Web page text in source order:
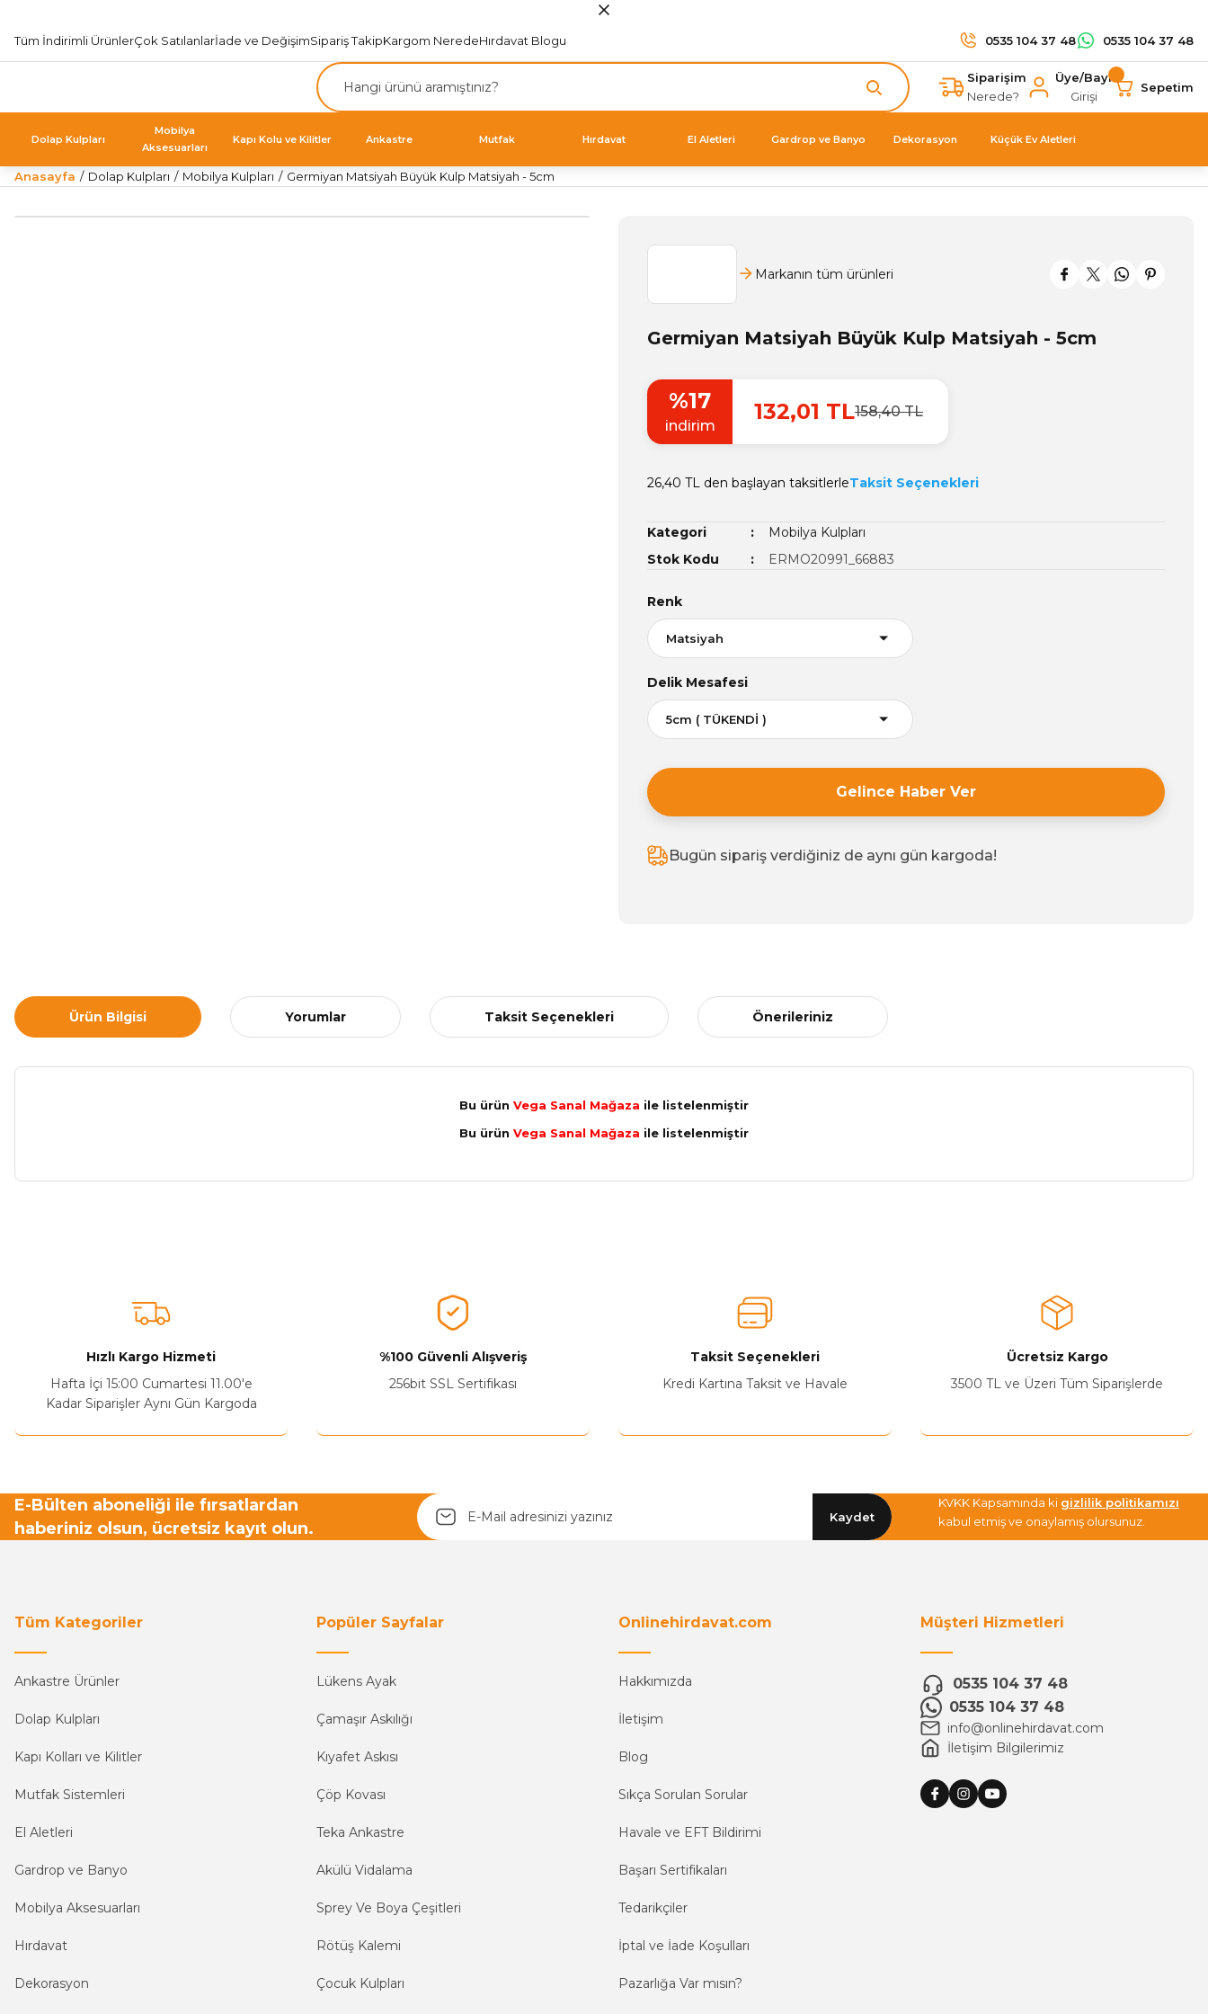
Tüm İndirimli ÜrünlerÇok Satılanlarİade ve DeğişimSipariş TakipKargom NeredeHırdavat Blogu 0535 104 37 48 0535 104 37 48
Siparişim
Nerede?
Üye/Bayi
Girişi
Sepetim
Dolap Kulpları
Mobilya
Aksesuarları
Kapı Kolu ve Kilitler Ankastre Mutfak Hırdavat El Aletleri Gardrop ve Banyo Dekorasyon Küçük Ev Aletleri
Anasayfa Dolap Kulpları Mobilya Kulpları Germiyan Matsiyah Büyük Kulp Matsiyah - 5cm
Markanın tüm ürünleri
Germiyan Matsiyah Büyük Kulp Matsiyah - 5cm
%17
indirim
132,01 TL158,40 TL
26,40 TL den başlayan taksitlerleTaksit Seçenekleri
Kategori
Mobilya Kulpları
Stok Kodu
ERMO20991_66883
Renk
Delik Mesafesi
Gelince Haber Ver
Bugün sipariş verdiğiniz de aynı gün kargoda!
Ürün Bilgisi Yorumlar Taksit Seçenekleri Önerileriniz
Bu ürün Vega Sanal Mağaza ile listelenmiştir
Bu ürün Vega Sanal Mağaza ile listelenmiştir
Ürün açıklamasında eksik bilgiler bulunuyor.
Bu ürüne benzer farklı alternatifler olmalı.
Yetkiliye Gönder
Hızlı Kargo Hizmeti
Hafta İçi 15:00 Cumartesi 11.00'e
Kadar Siparişler Aynı Gün Kargoda
%100 Güvenli Alışveriş
256bit SSL Sertifikası
Taksit Seçenekleri
Kredi Kartına Taksit ve Havale
Ücretsiz Kargo
3500 TL ve Üzeri Tüm Siparişlerde
E-Bülten aboneliği ile fırsatlardan
haberiniz olsun, ücretsiz kayıt olun.
Kaydet
KVKK Kapsamında ki gizlilik politikamızı
kabul etmiş ve onaylamış olursunuz.
Tüm Kategoriler
Ankastre Ürünler
Dolap Kulpları
Kapı Kolları ve Kilitler
Mutfak Sistemleri
El Aletleri
Gardrop ve Banyo
Mobilya Aksesuarları
Hırdavat
Dekorasyon
Popüler Sayfalar
Lükens Ayak
Çamaşır Askılığı
Kıyafet Askısı
Çöp Kovası
Teka Ankastre
Akülü Vidalama
Sprey Ve Boya Çeşitleri
Rötüş Kalemi
Çocuk Kulpları
Onlinehirdavat.com
Hakkımızda
İletişim
Blog
Sıkça Sorulan Sorular
Havale ve EFT Bildirimi
Başarı Sertifikaları
Tedarikçiler
İptal ve İade Koşulları
Pazarlığa Var mısın?
Müşteri Hizmetleri
0535 104 37 48
0535 104 37 48
info@onlinehirdavat.com
İletişim Bilgilerimiz